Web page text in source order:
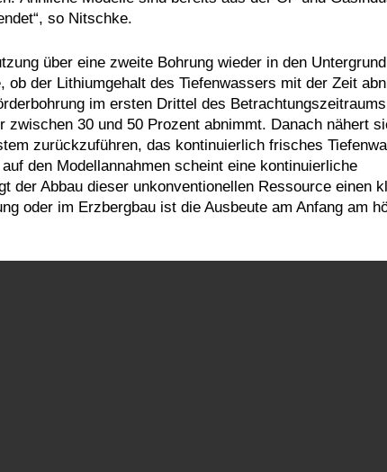
so Nitschke.
über eine zweite Bohrung wieder in den Untergrund
der Lithiumgehalt des Tiefenwassers mit der Zeit
im ersten Drittel des
30 und 50 Prozent abnimmt. Danach nähert
zurückzuführen, das kontinuierlich frisches
den Modellannahmen scheint eine kontinuierliche
der Abbau dieser unkonventionellen Ressource einen
oder im Erzbergbau ist die Ausbeute am Anfang am